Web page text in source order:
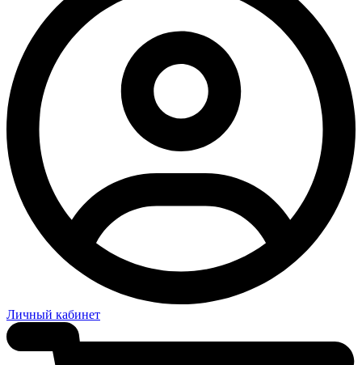
Личный кабинет